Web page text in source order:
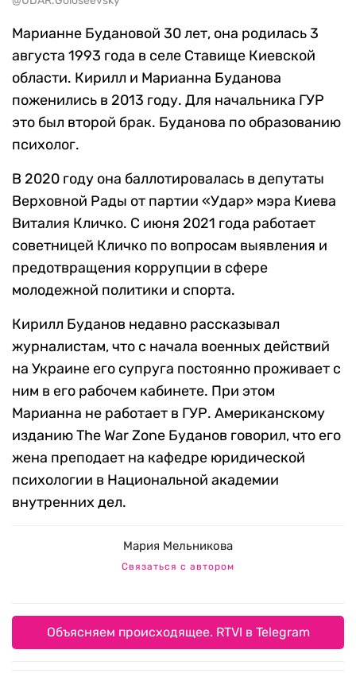
Марианне Будановой 30 лет, она родилась 3
августа 1993 года в селе Ставище Киевской
области. Кирилл и Марианна Буданова
поженились в 2013 году. Для начальника ГУР
это был второй брак. Буданова по образованию
психолог.
В 2020 году она баллотировалась в депутаты
Верховной Рады от партии «Удар» мэра Киева
Виталия Кличко. С июня 2021 года работает
советницей Кличко по вопросам выявления и
предотвращения коррупции в сфере
молодежной политики и спорта.
Кирилл Буданов недавно рассказывал
журналистам, что с начала военных действий
на Украине его супруга постоянно проживает с
ним в его рабочем кабинете. При этом
Марианна не работает в ГУР. Американскому
изданию The War Zone Буданов говорил, что его
жена преподает на кафедре юридической
психологии в Национальной академии
внутренних дел.
Мария Мельникова
Связаться с автором
Объясняем происходящее. RTVI в Telegram